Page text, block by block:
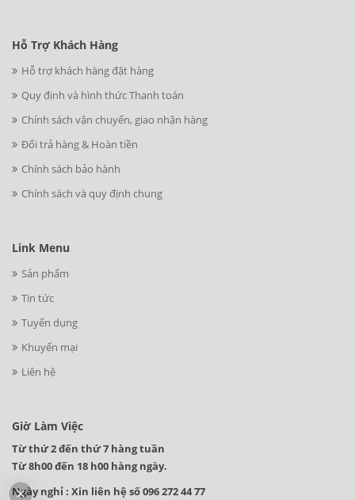
Hỗ Trợ Khách Hàng
Hỗ trợ khách hàng đặt hàng
Quy định và hình thức Thanh toán
Chính sách vận chuyển, giao nhận hàng
Đổi trả hàng & Hoàn tiền
Chính sách bảo hành
Chính sách và quy định chung
Link Menu
Sản phẩm
Tin tức
Tuyển dụng
Khuyến mại
Liên hệ
Giờ Làm Việc
Từ thứ 2 đến thứ 7 hàng tuần
Từ 8h00 đến 18 h00 hàng ngày.
Ngày nghỉ : Xin liên hệ số 096 272 44 77